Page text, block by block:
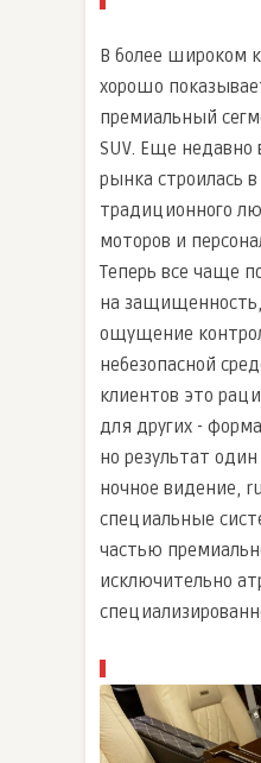
В более широком
хорошо
премиальный
SUV. Еще недавно
рынка строилась
традиционного
моторов и
Теперь все чаще
на
ощущение
небезопасной
клиентов это
для других -
но результат
ночное видение,
специальные
частью
исключительно